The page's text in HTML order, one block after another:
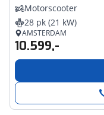
Motorscooter
28 pk (21 kW)
AMSTERDAM
10.599,-